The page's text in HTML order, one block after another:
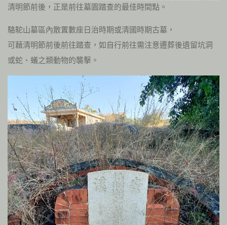
清明節前後，正是前往墓園踏查的最佳時間點。
駱駝山墓區內散置數座日治時期或清國時期古墓，
可藉清明節前後前往踏查，如自行前往需注意遷葬後遺留坑洞
或蛇、蟻之類動物的襲擊。